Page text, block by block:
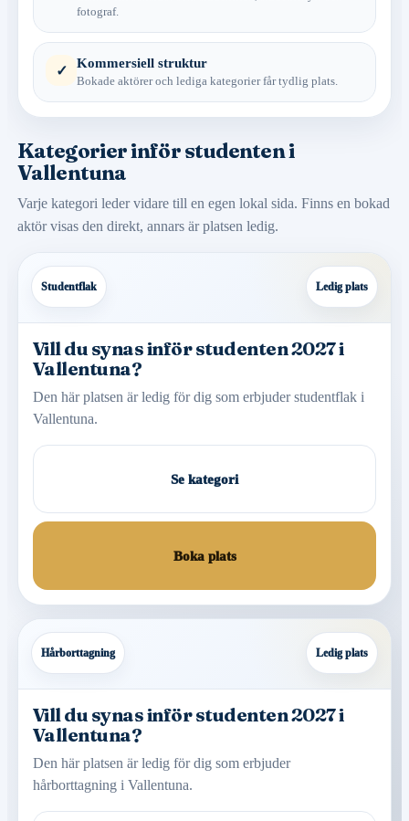
fotograf.
✓ Kommersiell struktur
Bokade aktörer och lediga kategorier får tydlig plats.
Kategorier inför studenten i
Vallentuna
Varje kategori leder vidare till en egen lokal sida. Finns en bokad
aktör visas den direkt, annars är platsen ledig.
Studentflak Ledig plats
Vill du synas inför studenten 2027 i
Vallentuna?
Den här platsen är ledig för dig som erbjuder studentflak i
Vallentuna.
Se kategori
Boka plats
Hårborttagning Ledig plats
Vill du synas inför studenten 2027 i
Vallentuna?
Den här platsen är ledig för dig som erbjuder
hårborttagning i Vallentuna.